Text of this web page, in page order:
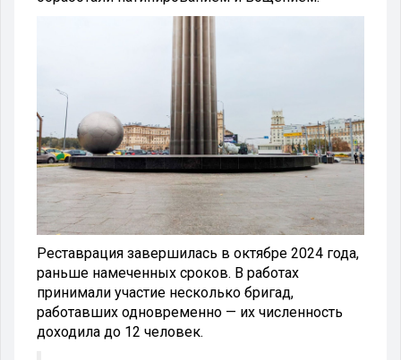
Реставрация завершилась в октябре 2024 года,
раньше намеченных сроков. В работах
принимали участие несколько бригад,
работавших одновременно — их численность
доходила до 12 человек.